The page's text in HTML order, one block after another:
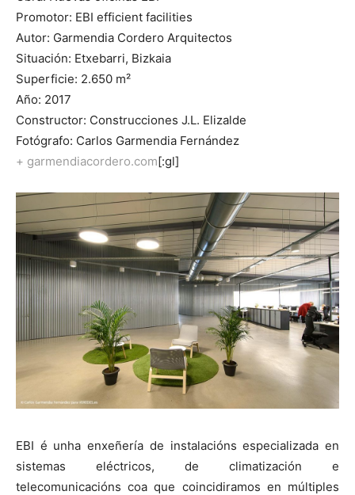
Promotor: EBI efficient facilities
Autor: Garmendia Cordero Arquitectos
Situación: Etxebarri, Bizkaia
Superficie: 2.650 m²
Año: 2017
Constructor: Construcciones J.L. Elizalde
Fotógrafo: Carlos Garmendia Fernández
+ garmendiacordero.com[:gl]
EBI é unha enxeñería de instalacións especializada en
sistemas eléctricos, de climatización e
telecomunicacións coa que coincidiramos en múltiples